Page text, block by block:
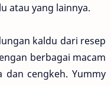
atau yang lainnya.
kaldu dari resep
berbagai macam
cengkeh. Yummy